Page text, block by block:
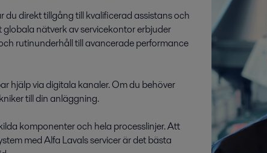
du direkt tillgång till kvalificerad assistans och
nätverk av servicekontor erbjuder
rutinunderhåll till avancerade performance
hjälp via digitala kanaler. Om du behöver
till din anläggning.
komponenter och hela processlinjer. Att
med Alfa Lavals servicer är det bästa